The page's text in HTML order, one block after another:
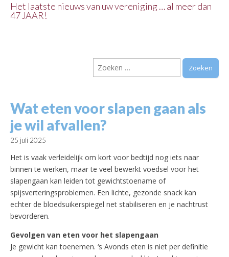
Vereniging
Arnhem e.o.
Het laatste nieuws van uw vereniging … al meer dan
47 JAAR!
Zoeken
naar:
Wat eten voor slapen gaan als
je wil afvallen?
25 juli 2025
Het is vaak verleidelijk om kort voor bedtijd nog iets naar
binnen te werken, maar te veel bewerkt voedsel voor het
slapengaan kan leiden tot gewichtstoename of
spijsverteringsproblemen. Een lichte, gezonde snack kan
echter de bloedsuikerspiegel net stabiliseren en je nachtrust
bevorderen.
Gevolgen van eten voor het slapengaan
Je gewicht kan toenemen. ‘s Avonds eten is niet per definitie